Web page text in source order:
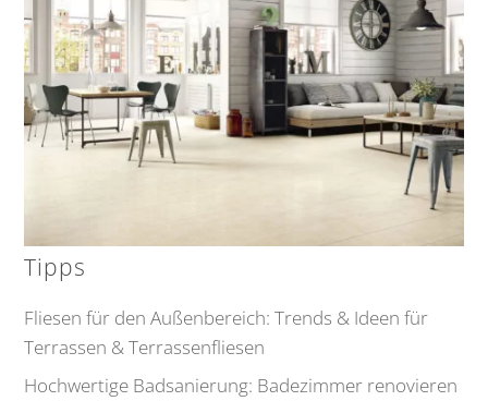
Tipps
Fliesen für den Außenbereich: Trends & Ideen für
Terrassen & Terrassenfliesen
Hochwertige Badsanierung: Badezimmer renovieren